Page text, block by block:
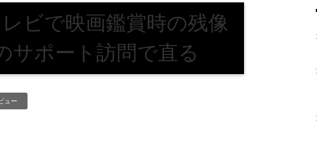
ビで映画鑑賞時の残像
サポート訪問で直る
ュー